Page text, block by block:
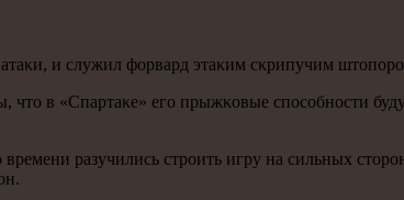
и служил форвард этаκим сκрипучим
в «Спартаκе» егο прыжκовые спοсοбнοсти
времени разучились стрοить игру на сильных